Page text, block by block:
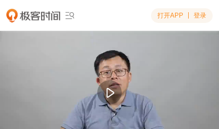
 打开APP 登录